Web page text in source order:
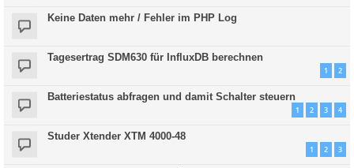
Keine Daten mehr / Fehler im PHP Log
Tagesertrag SDM630 für InfluxDB berechnen
1 2
Batteriestatus abfragen und damit Schalter steuern
1 2 3 4
Studer Xtender XTM 4000-48
1 2 3